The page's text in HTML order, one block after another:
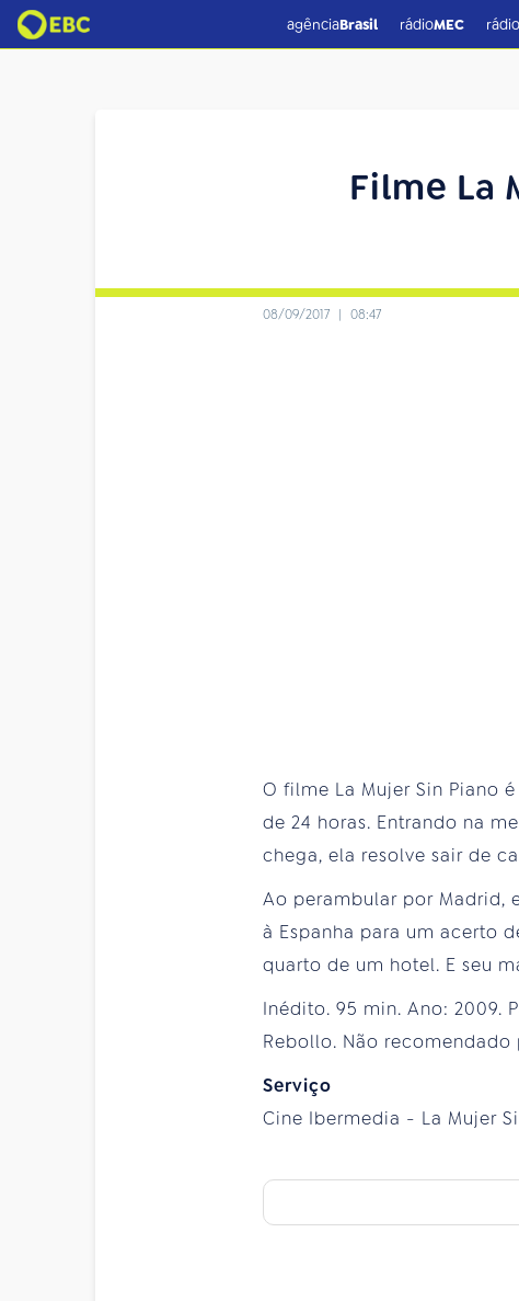
agênciaBrasil rádioMEC rádio
Filme La
08/09/2017 | 08:47
O filme La Mujer Sin Piano
de 24 horas. Entrando na
chega, ela resolve sair de
Ao perambular por Madrid,
à Espanha para um acerto
quarto de um hotel. E seu
Inédito. 95 min. Ano: 2009.
Rebollo. Não recomendado
Serviço
Cine Ibermedia - La Mujer